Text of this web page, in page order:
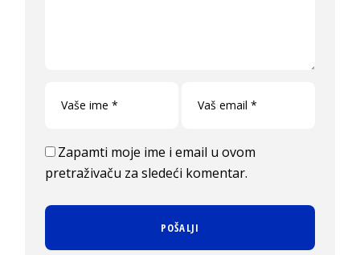
Zapamti moje ime i email u ovom
pretraživaču za sledeći komentar.